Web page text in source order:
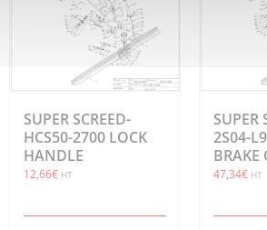
SUPER SCREED-
HCS50-2700 LOCK
HANDLE
12,66€ HT
SUPER
2S04-
BRAKE
47,34€ HT